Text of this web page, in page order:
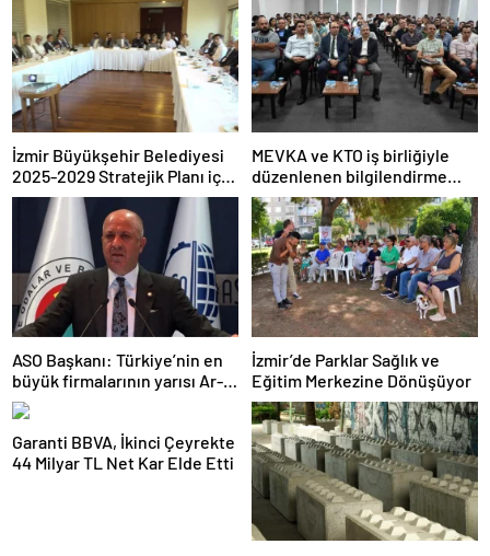
İzmir Büyükşehir Belediyesi
2025-2029 Stratejik Planı için
çalışmalarını sürdürüyor
MEVKA ve KTO iş birliğiyle
düzenlenen bilgilendirme
semineri
ASO Başkanı: Türkiye’nin en
büyük firmalarının yarısı Ar-
Ge harcaması yapmıyor
İzmir’de Parklar Sağlık ve
Eğitim Merkezine Dönüşüyor
Garanti BBVA, İkinci Çeyrekte
44 Milyar TL Net Kar Elde Etti